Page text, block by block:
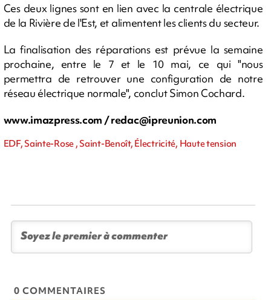
Ces deux lignes sont en lien avec la centrale électrique
de la Rivière de l'Est, et alimentent les clients du secteur.
La finalisation des réparations est prévue la semaine
prochaine, entre le 7 et le 10 mai, ce qui "nous
permettra de retrouver une configuration de notre
réseau électrique normale", conclut Simon Cochard.
www.imazpress.com /redac@ipreunion.com
EDF, Sainte-Rose , Saint-Benoît, Électricité, Haute tension
0 COMMENTAIRES